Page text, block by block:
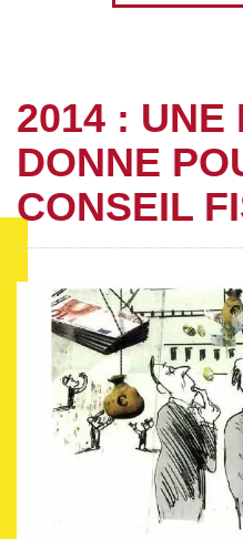
2014 : UNE
DONNE
CONSEIL